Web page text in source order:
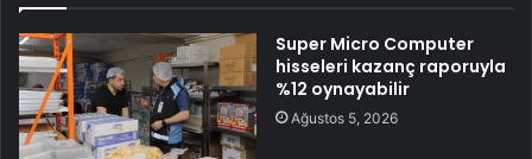
Super Micro Computer
hisseleri kazanç raporuyla
%12 oynayabilir
Ağustos 5, 2026